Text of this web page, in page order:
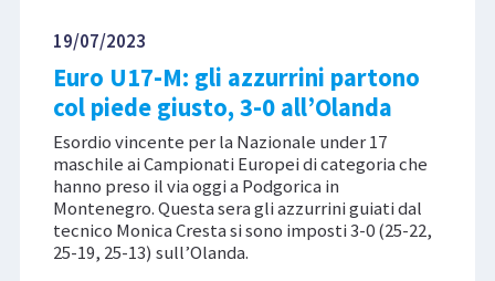
19/07/2023
Euro U17-M: gli azzurrini partono
col piede giusto, 3-0 all’Olanda
Esordio vincente per la Nazionale under 17
maschile ai Campionati Europei di categoria che
hanno preso il via oggi a Podgorica in
Montenegro. Questa sera gli azzurrini guiati dal
tecnico Monica Cresta si sono imposti 3-0 (25-22,
25-19, 25-13) sull’Olanda.